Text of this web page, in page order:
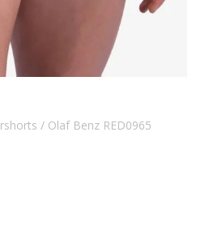
/ Olaf Benz RED0965